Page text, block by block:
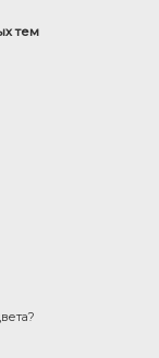
тем